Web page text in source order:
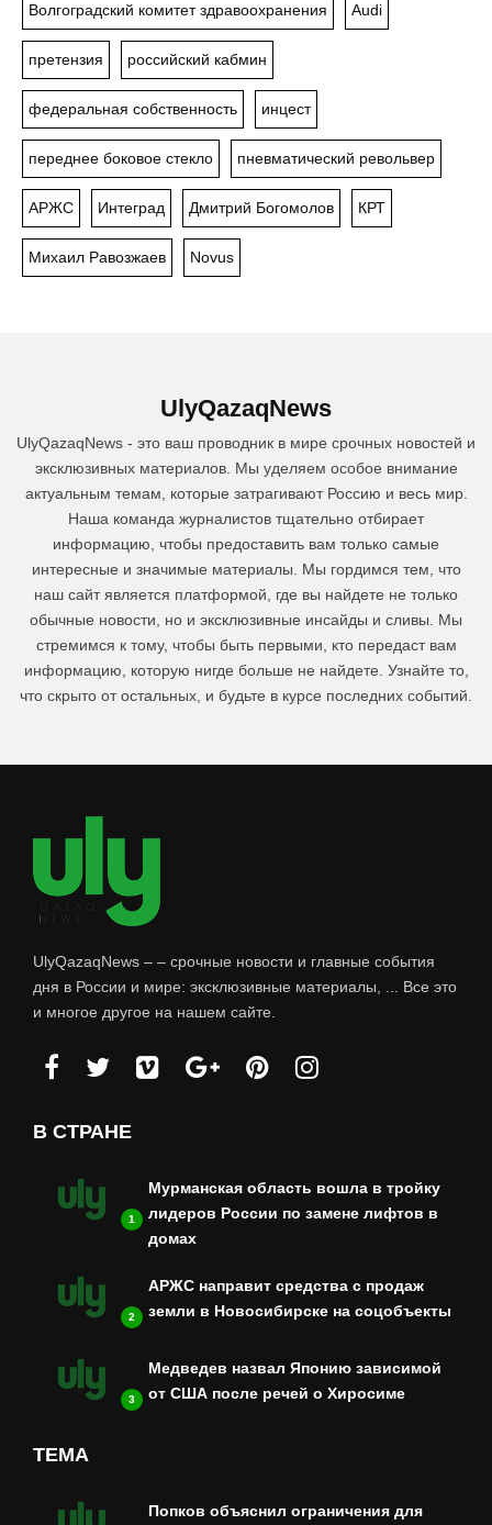
Волгоградский комитет здравоохранения Audi
претензия российский кабмин
федеральная собственность инцест
переднее боковое стекло пневматический револьвер
АРЖС Интеград Дмитрий Богомолов КРТ
Михаил Равозжаев Novus
UlyQazaqNews
UlyQazaqNews - это ваш проводник в мире срочных новостей и
эксклюзивных материалов. Мы уделяем особое внимание
актуальным темам, которые затрагивают Россию и весь мир.
Наша команда журналистов тщательно отбирает
информацию, чтобы предоставить вам только самые
интересные и значимые материалы. Мы гордимся тем, что
наш сайт является платформой, где вы найдете не только
обычные новости, но и эксклюзивные инсайды и сливы. Мы
стремимся к тому, чтобы быть первыми, кто передаст вам
информацию, которую нигде больше не найдете. Узнайте то,
что скрыто от остальных, и будьте в курсе последних событий.
UlyQazaqNews – – срочные новости и главные события
дня в России и мире: эксклюзивные материалы, ... Все это
и многое другое на нашем сайте.
В СТРАНЕ
1
Мурманская область вошла в тройку
лидеров России по замене лифтов в
домах
2
АРЖС направит средства с продаж
земли в Новосибирске на соцобъекты
3
Медведев назвал Японию зависимой
от США после речей о Хиросиме
ТЕМА
Попков объяснил ограничения для